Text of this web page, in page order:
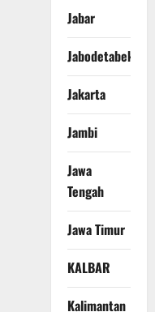
Jabar
Jabodetabek
Jakarta
Jambi
Jawa
Tengah
Jawa Timur
KALBAR
Kalimantan